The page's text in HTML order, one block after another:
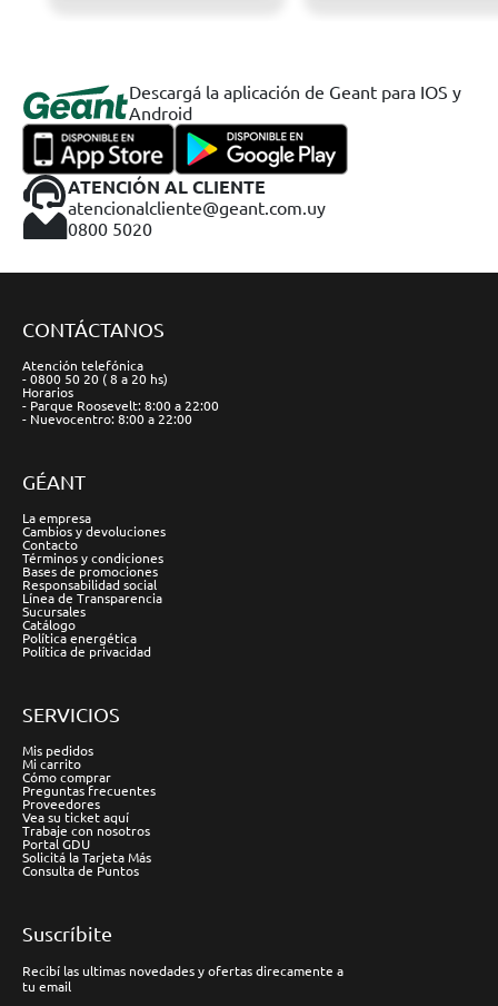
Descargá la aplicación de Geant para IOS y
Android
ATENCIÓN AL CLIENTE
atencionalcliente@geant.com.uy
0800 5020
CONTÁCTANOS
Atención telefónica
- 0800 50 20 ( 8 a 20 hs)
Horarios
- Parque Roosevelt: 8:00 a 22:00
- Nuevocentro: 8:00 a 22:00
GÉANT
La empresa
Cambios y devoluciones
Contacto
Términos y condiciones
Bases de promociones
Responsabilidad social
Línea de Transparencia
Sucursales
Catálogo
Política energética
Política de privacidad
SERVICIOS
Mis pedidos
Mi carrito
Cómo comprar
Preguntas frecuentes
Proveedores
Vea su ticket aquí
Trabaje con nosotros
Portal GDU
Solicitá la Tarjeta Más
Consulta de Puntos
Suscríbite
Recibí las ultimas novedades y ofertas direcamente a
tu email